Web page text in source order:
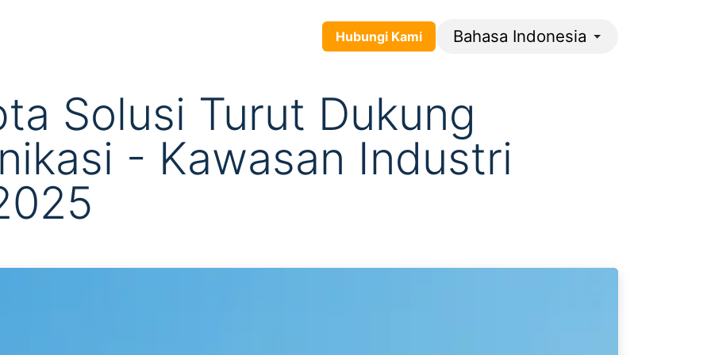
Hubungi ​​​​K​​​​​​​​ami​​ Bahasa Indonesia
Solusi Turut Dukung
- Kawasan Industri